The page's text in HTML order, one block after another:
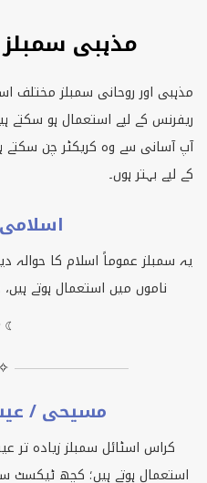
مذہبی
مذہبی اور روحانی سمبلز مختلف
ریفرنس کے لیے استعمال ہو سکتے
آپ آسانی سے وہ کریکٹر چن سکتے
کے لیے بہتر ہوں۔
یہ سمبلز عموماً اسلام کا حوالہ
ناموں میں استعمال ہوتے
مسیحی /
کراس اسٹائل سمبلز زیادہ تر
استعمال ہوتے ہیں؛ کچھ